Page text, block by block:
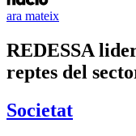
ara mateix
REDESSA
reptes del
Societat